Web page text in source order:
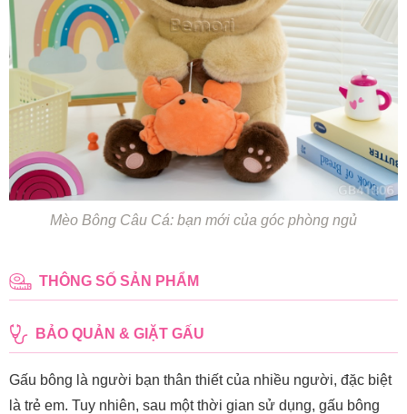
Mèo Bông Câu Cá: bạn mới của góc phòng ngủ
THÔNG SỐ SẢN PHẨM
BẢO QUẢN & GIẶT GẤU
Gấu bông là người bạn thân thiết của nhiều người, đặc biệt
là trẻ em. Tuy nhiên, sau một thời gian sử dụng, gấu bông